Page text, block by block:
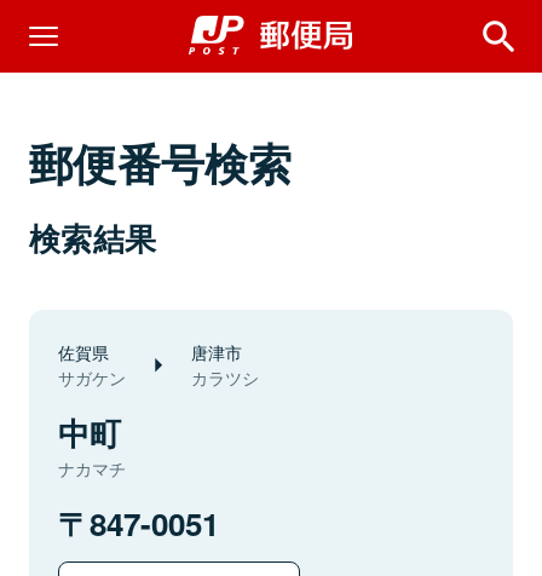
郵便番号検索
検索結果
佐賀県
サガケン
唐津市
カラツシ
中町
ナカマチ
847-0051